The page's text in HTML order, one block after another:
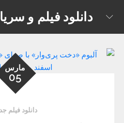
content
دانلود فیلم و
مارس
05
دانلود فیلم